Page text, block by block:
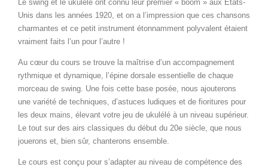
Le swing et le ukulélé ont connu leur premier « boom » aux États-
Unis dans les années 1920, et on a l’impression que ces chansons
charmantes et ce petit instrument étonnamment polyvalent étaient
vraiment faits l’un pour l’autre !
Au cœur du cours se trouve la maîtrise d’un accompagnement
rythmique et dynamique, l’épine dorsale essentielle de chaque
morceau de swing. Une fois cette base posée, nous ajouterons
une variété de techniques, d’astuces ludiques et de fioritures pour
les deux mains, élevant votre jeu de ukulélé à un niveau supérieur.
Le tout sur des airs classiques du début du 20e siècle, que nous
jouerons et, bien sûr, chanterons ensemble.
Le cours est conçu pour s’adapter au niveau de compétence des